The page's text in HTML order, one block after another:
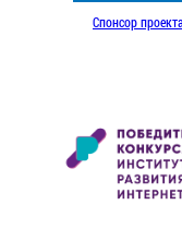
Спонсор проекта